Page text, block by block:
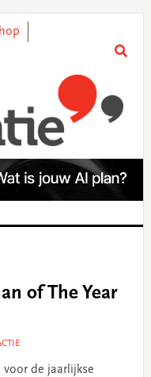
of The Year
voor de jaarlijkse